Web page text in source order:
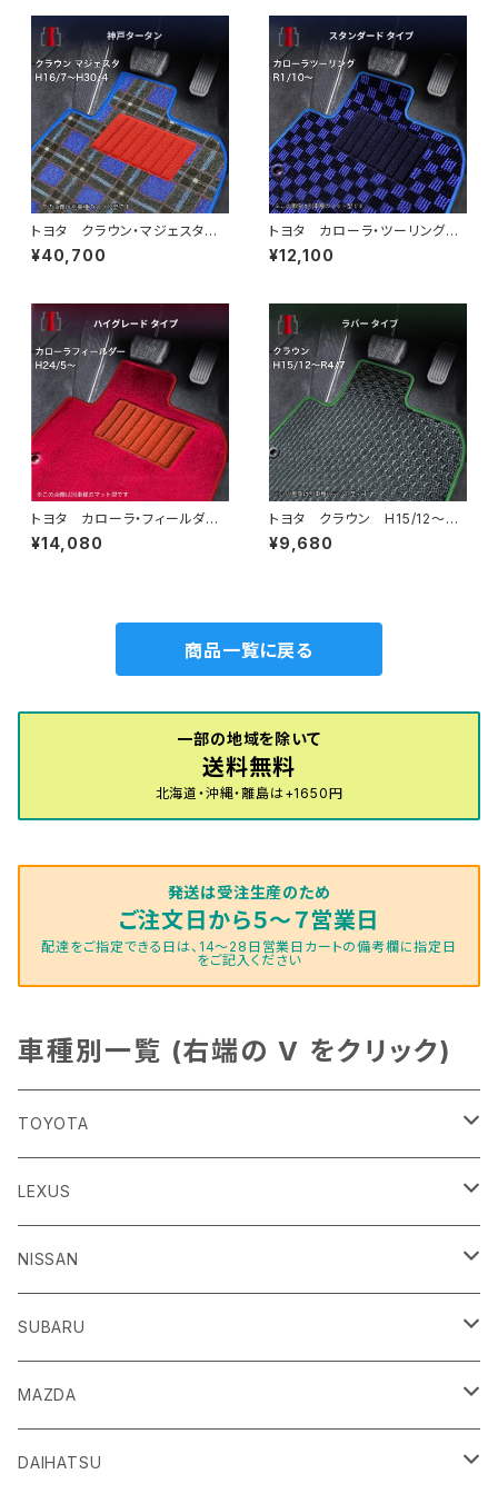
トヨタ クラウン・マジェスタ
H16/7〜H30/4 180・200・2
10系 フロアマット一式 カー
¥40,700
トヨタ カローラ・ツーリング
R1/10〜 210系 フロアマット
一式 カーマット スタンダード
¥12,100
トヨタ カローラ・フィールダー
（ステーションワゴン） H24/
5〜 160系 フロアマット一
¥14,080
トヨタ クラウン H15/12〜R
4/7 180・200・210・220系
フロアマット一式 カーマット
¥9,680
商品一覧に戻る
一部の地域を除いて
送料無料
北海道・沖縄・離島は+1650円
発送は受注生産のため
ご注文日から５～７営業日
配達をご指定できる日は、14～28日営業日カートの備考欄に指定日
をご記入ください
車種別一覧 (右端の V をクリック)
TOYOTA
86
H24/4～R3/8 ZN6
GR86
R3/10～ ZN8
ｂＢ
H17/12～H28/8 20系
ｂZ４X
R4/5~ XEAM10/11/15・YEAM15
Ｃ-ＨＲ
LEXUS
ＣＴ
H23/1～R4/11
ＥＳ
H30/10～
ＧＳ
H24/1～R2/7
ＨＳ
NISSAN
ＡＤ
H18/12～ Y12
ＧＴ－Ｒ
H19/12～ R35
ＮＴ１００クリッパートラック
SUBARU
ＢＲＺ
H24/3～R3/8 ZC6
ＷＲＸ Ｓ４/ＳＴＩ
MAZDA
ＣＸ－３
DAIHATSU